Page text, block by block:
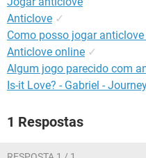
GUIA DE COMPRAS
Anticlove ✓
Como posso jogar
Anticlove online ✓
Algum jogo parecido com
Is-it Love? - Gabriel -
1 Respostas